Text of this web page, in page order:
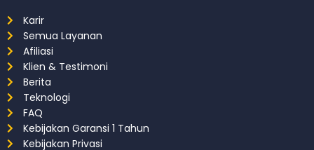
Karir
Semua Layanan
Afiliasi
Klien & Testimoni
Berita
Teknologi
FAQ
Kebijakan Garansi 1 Tahun
Kebijakan Privasi